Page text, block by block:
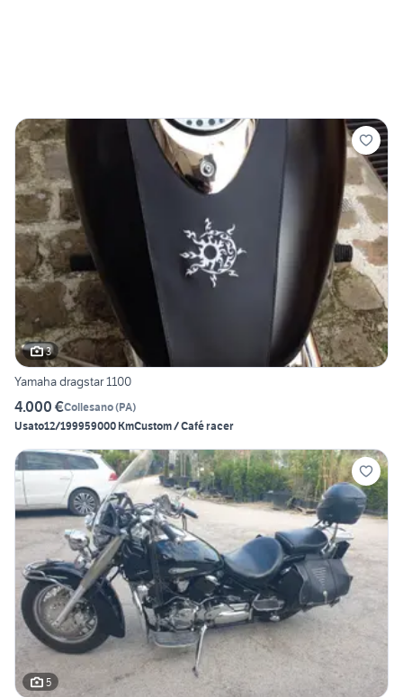
3
Yamaha dragstar 1100
4.000 €Collesano(PA)
Usato12/199959000 KmCustom / Café racer
5